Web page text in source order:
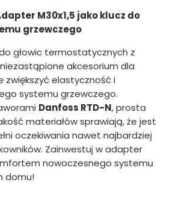
M30x1,5 jako klucz do
grzewczego
głowic termostatycznych z
akcesorium dla
zwiększyć elastyczność i
systemu grzewczego.
Danfoss RTD-N, prosta
materiałów sprawiają, że jest
oczekiwania nawet najbardziej
Zainwestuj w adapter
nowoczesnego systemu
domu!